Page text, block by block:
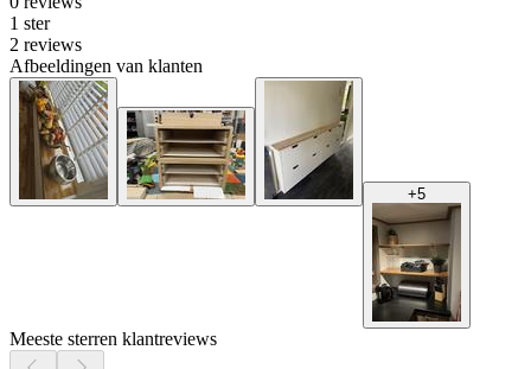
1 ster
2 reviews
Afbeeldingen van klanten
+5
Meeste sterren klantreviews